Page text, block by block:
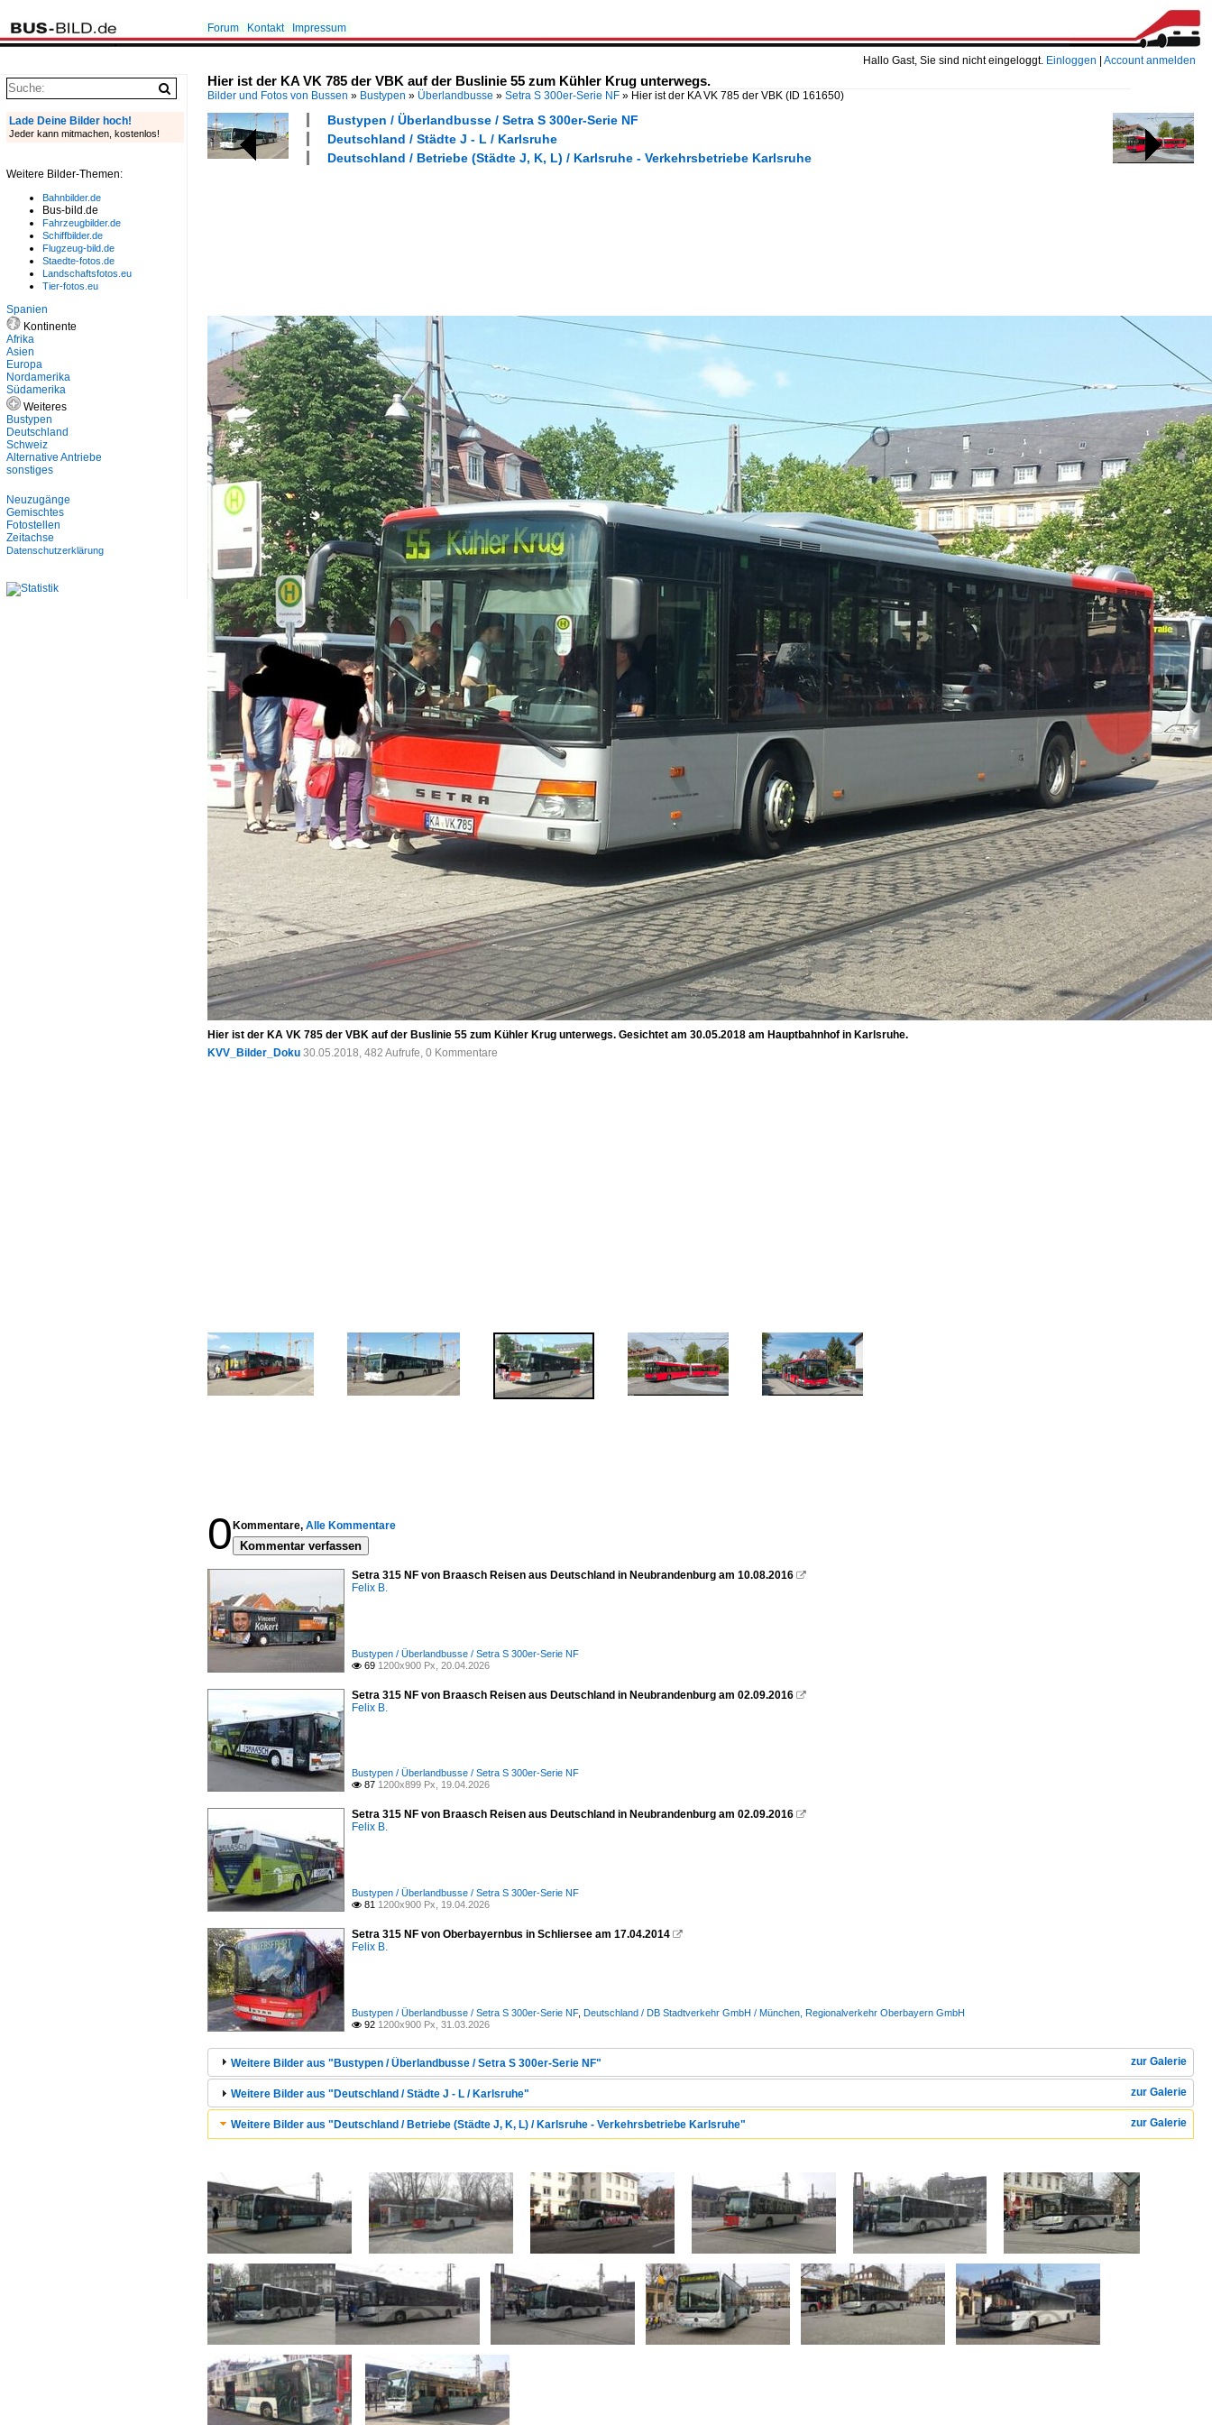
Hallo Gast, Sie sind nicht eingeloggt. Einloggen Account anmelden
Forum Kontakt Impressum
Hier ist der KA VK 785 der VBK auf der Buslinie 55 zum Kühler Krug unterwegs.
Bilder und Fotos von Bussen » Bustypen » Überlandbusse » Setra S 300er-Serie NF » Hier ist der KA VK 785 der VBK (ID 161650)
Bustypen / Überlandbusse / Setra S 300er-Serie NF
Deutschland / Städte J - L / Karlsruhe
Deutschland / Betriebe (Städte J, K, L) / Karlsruhe - Verkehrsbetriebe Karlsruhe
Hier ist der KA VK 785 der VBK auf der Buslinie 55 zum Kühler Krug unterwegs. Gesichtet am 30.05.2018 am Hauptbahnhof in Karlsruhe.
KVV_Bilder_Doku 30.05.2018, 482 Aufrufe, 0 Kommentare
0 Kommentare, Alle Kommentare
Kommentar verfassen
Setra 315 NF von Braasch Reisen aus Deutschland in Neubrandenburg am 10.08.2016 
Felix B.
Bustypen / Überlandbusse / Setra S 300er-Serie NF
 69 1200x900 Px, 20.04.2026
Setra 315 NF von Braasch Reisen aus Deutschland in Neubrandenburg am 02.09.2016 
Felix B.
Bustypen / Überlandbusse / Setra S 300er-Serie NF
 87 1200x899 Px, 19.04.2026
Setra 315 NF von Braasch Reisen aus Deutschland in Neubrandenburg am 02.09.2016 
Felix B.
Bustypen / Überlandbusse / Setra S 300er-Serie NF
 81 1200x900 Px, 19.04.2026
Setra 315 NF von Oberbayernbus in Schliersee am 17.04.2014 
Felix B.
Bustypen / Überlandbusse / Setra S 300er-Serie NF, Deutschland / DB Stadtverkehr GmbH / München, Regionalverkehr Oberbayern GmbH
 92 1200x900 Px, 31.03.2026
zur Galerie
Weitere Bilder aus "Bustypen / Überlandbusse / Setra S 300er-Serie NF"
zur Galerie
Weitere Bilder aus "Deutschland / Städte J - L / Karlsruhe"
zur Galerie
Weitere Bilder aus "Deutschland / Betriebe (Städte J, K, L) / Karlsruhe - Verkehrsbetriebe Karlsruhe"
Lade Deine Bilder hoch!
Jeder kann mitmachen, kostenlos!
Weitere Bilder-Themen:
Bahnbilder.de
Bus-bild.de
Fahrzeugbilder.de
Schiffbilder.de
Flugzeug-bild.de
Staedte-fotos.de
Landschaftsfotos.eu
Tier-fotos.eu
Spanien
Kontinente
Afrika
Asien
Europa
Nordamerika
Südamerika
Weiteres
Bustypen
Deutschland
Schweiz
Alternative Antriebe
sonstiges
Neuzugänge
Gemischtes
Fotostellen
Zeitachse
Datenschutzerklärung